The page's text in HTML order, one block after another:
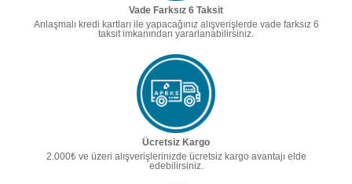
Vade Farksız 6 Taksit
Anlaşmalı kredi kartları ile yapacağınız alışverişlerde vade farksız 6
taksit imkanından yararlanabilirsiniz.
Ücretsiz Kargo
2.000₺ ve üzeri alışverişlerinizde ücretsiz kargo avantajı elde
edebilirsiniz.